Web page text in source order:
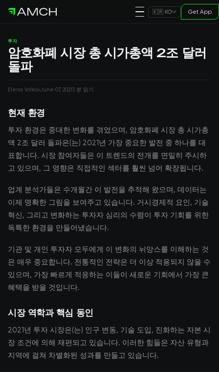
🇰🇷 KO Get App
투자
암호화폐 시장 총 시가총액 2조 달러
돌파
Elena VolkovJune 07, 20213 분 읽기
현재 환경
투자 환경은 중대한 변화를 겪었으며, 암호화폐 시장 총 시가총
액 2조 달러 돌파은(는) 2021년 가장 중요한 발전 중 하나를 대
표합니다. 시장 참여자들은 이 트렌드의 전개를 면밀히 주시하
고 있으며, 그 영향은 직접적인 섹터를 훨씬 넘어 확장됩니다.
업계 분석가들은 수개월간 이 발전을 추적해 왔으며, 데이터는
이제 명확한 그림을 보여주고 있습니다. 거시경제적 요인, 기술
혁신, 그리고 변화하는 투자자 심리의 수렴이 투자 기회를 위한
독특한 환경을 만들어냈습니다.
기관 및 개인 투자자 모두에게 이 변화의 뉘앙스를 이해하는 것
은 매우 중요합니다. 전통적인 전략은 더 이상 적용되지 않을 수
있으며, 가장 빠르게 적응하는 이들이 새로운 기회에서 가장 큰
혜택을 받을 것입니다.
시장 역학과 핵심 동인
2021년 투자 시장은(는) 인구 변동, 기술 도입, 진화하는 자본 시
장 조건에 의해 재편되고 있습니다. 이러한 힘들은 자산 유형과
지역에 걸쳐 차별화된 성과를 만들고 있습니다.